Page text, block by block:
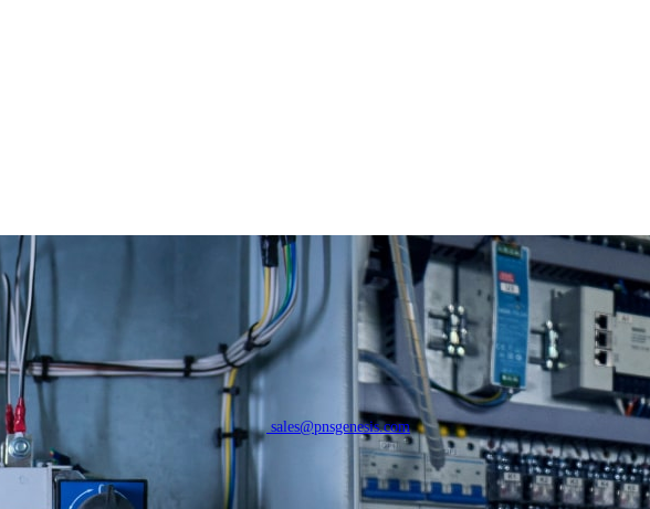
sales@pnsgenesis.com